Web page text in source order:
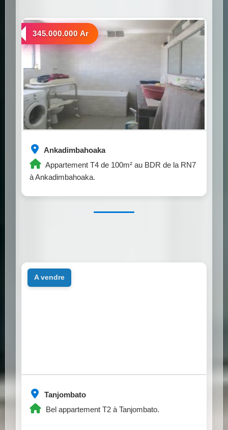
Ankadimbahoaka
Appartement T4 de 100m² au BDR de la RN7
à Ankadimbahoaka.
a vendre
345.000.000 Ar
Tanjombato
Bel appartement T2 à Tanjombato.
a vendre